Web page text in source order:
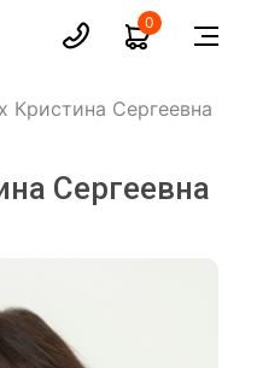
0
Кристина Сергеевна
Сергеевна